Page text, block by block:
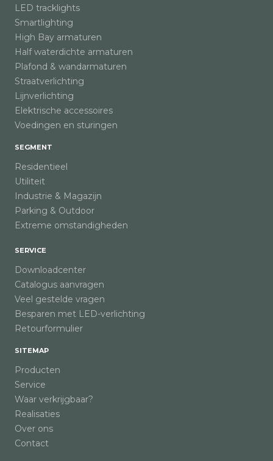
LED tracklights
Smartlighting
High Bay armaturen
Half waterdichte armaturen
Plafond & wandarmaturen
Straatverlichting
Lijnverlichting
Elektrische accessoires
Voedingen en sturingen
SEGMENT
Residentieel
Utiliteit
Industrie & Magazijn
Parking & Outdoor
Extreme omstandigheden
SERVICE
Downloadcenter
Catalogus aanvragen
Veel gestelde vragen
Besparen met LED-verlichting
Retourformulier
SITEMAP
Producten
Service
Waar verkrijgbaar?
Realisaties
Over ons
Contact